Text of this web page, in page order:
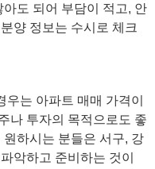
도 되어 부담이 적고, 안
양 정보는 수시로 체크
는 아파트 매매 가격이
나 투자의 목적으로도 좋
하시는 분들은 서구, 강
악하고 준비하는 것이